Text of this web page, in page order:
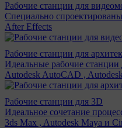
Рабочие станции для
Специально
After Effects
Рабочие станции для
Идеальные рабочие станции
Autodesk AutoCAD ,
Рабочие станции для 3D
Идеальное сочетание
3ds Max , Autodesk Maya и